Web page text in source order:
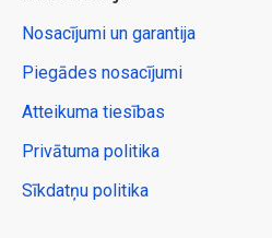
Nosacījumi un garantija
Piegādes nosacījumi
Atteikuma tiesības
Privātuma politika
Sīkdatņu politika